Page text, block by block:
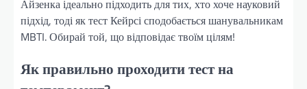
Айзенка ідеально підходить для тих, хто хоче науковий
підхід, тоді як тест Кейрсі сподобається шанувальникам
MBTI. Обирай той, що відповідає твоїм цілям!
Як правильно проходити тест на